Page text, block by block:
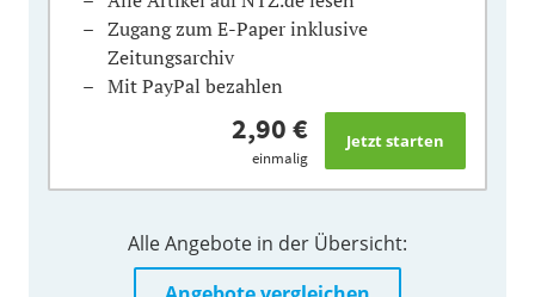
Zugang zum E-Paper inklusive
Zeitungsarchiv
Mit PayPal bezahlen
2,90 €
einmalig
Alle Angebote in der Übersicht: